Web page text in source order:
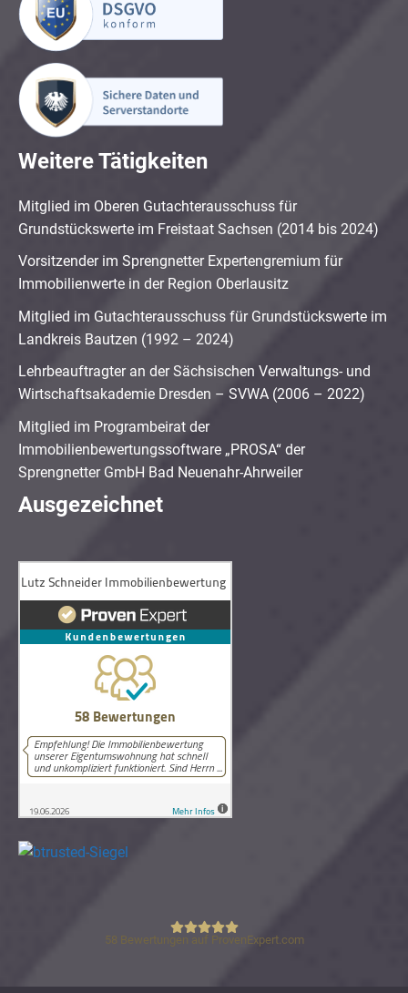
Weitere Tätigkeiten
Mitglied im Oberen Gutachterausschuss für
Grundstückswerte im Freistaat Sachsen (2014 bis 2024)
Vorsitzender im Sprengnetter Expertengremium für
Immobilienwerte in der Region Oberlausitz
Mitglied im Gutachterausschuss für Grundstückswerte im
Landkreis Bautzen (1992 – 2024)
Lehrbeauftragter an der Sächsischen Verwaltungs- und
Wirtschaftsakademie Dresden – SVWA (2006 – 2022)
Mitglied im Programbeirat der
Immobilienbewertungssoftware „PROSA“ der
Sprengnetter GmbH Bad Neuenahr-Ahrweiler
Ausgezeichnet
Lutz Schneider Immobilienbewertung
58 Bewertungen auf ProvenExpert.com